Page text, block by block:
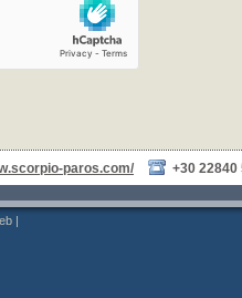
paros.com/ +30 22840
|